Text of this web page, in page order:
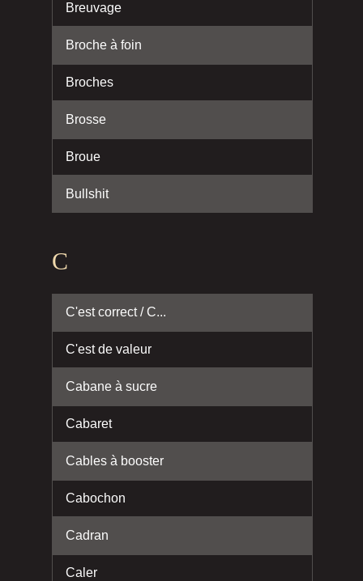
Breuvage
Broche à foin
Broches
Brosse
Broue
Bullshit
C
C'est correct / C...
C'est de valeur
Cabane à sucre
Cabaret
Cables à booster
Cabochon
Cadran
Caler